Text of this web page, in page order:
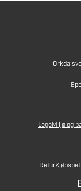
LogoMiljø og
Retur